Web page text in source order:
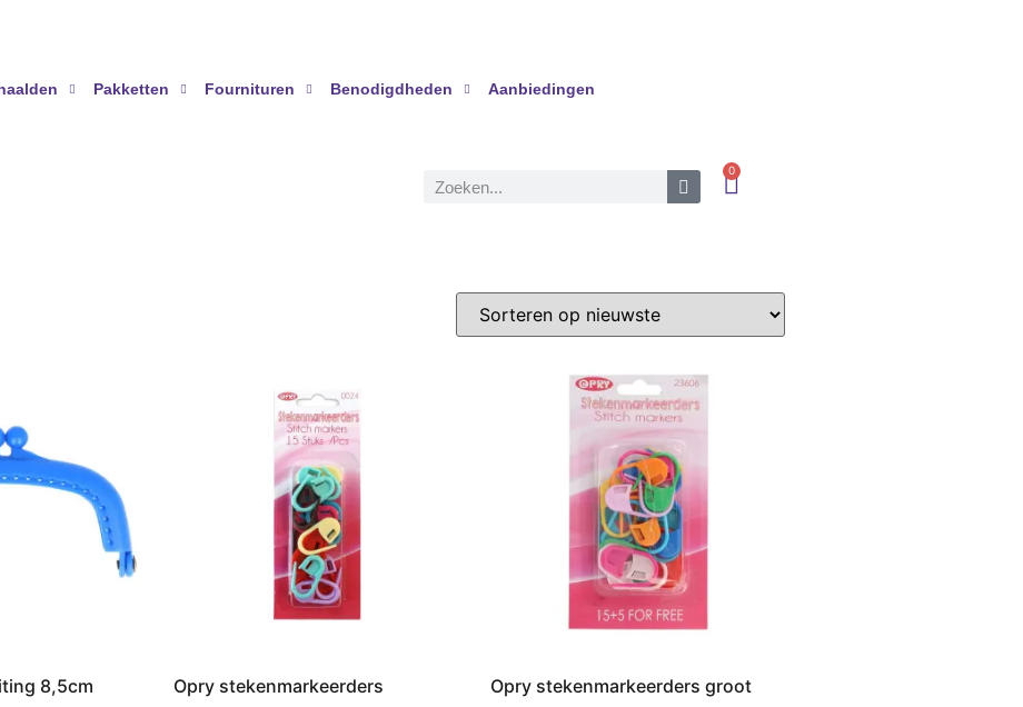
Pakketten Fournituren Benodigdheden Aanbiedingen
0
8,5cm Opry stekenmarkeerders Opry stekenmarkeerders groot